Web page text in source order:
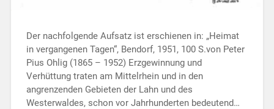
Der nachfolgende Aufsatz ist erschienen in: „Heimat
in vergangenen Tagen“, Bendorf, 1951, 100 S.von Peter
Pius Ohlig (1865 – 1952) Erzgewinnung und
Verhüttung traten am Mittelrhein und in den
angrenzenden Gebieten der Lahn und des
Westerwaldes, schon vor Jahrhunderten bedeutend…